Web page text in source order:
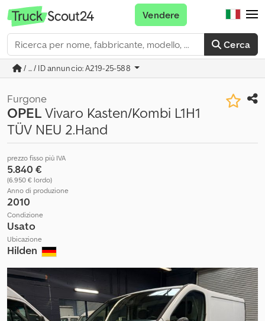
Cerca
Vendere
/ ... / ID annuncio: A219-25-588
Furgone
OPELVivaro Kasten/Kombi L1H1
TÜV NEU 2.Hand
prezzo fisso più IVA
5.840 €
(6.950 € lordo)
Anno di produzione
2010
Condizione
Usato
Ubicazione
Hilden